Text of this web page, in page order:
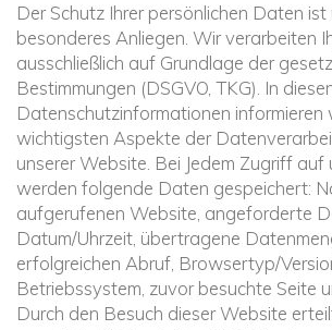
Der Schutz Ihrer persönlichen Daten ist
besonderes Anliegen. Wir verarbeiten
ausschließlich auf Grundlage der
Bestimmungen (DSGVO, TKG). In
Datenschutzinformationen informieren
wichtigsten Aspekte der
unserer Website. Bei Jedem Zugriff auf
werden folgende Daten gespeichert:
aufgerufenen Website, angeforderte
Datum/Uhrzeit, übertragene
erfolgreichen Abruf, Browsertyp/
Betriebssystem, zuvor besuchte Seite
Durch den Besuch dieser Website